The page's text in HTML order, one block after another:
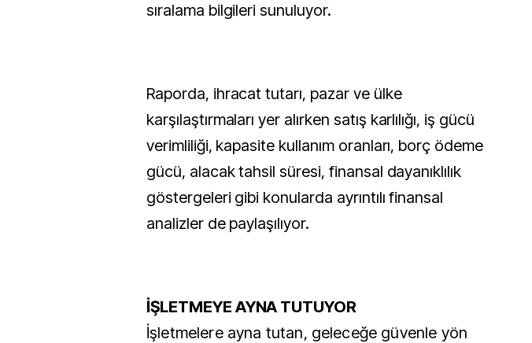
sıralama bilgileri sunuluyor.
Raporda, ihracat tutarı, pazar ve ülke
karşılaştırmaları yer alırken satış karlılığı, iş gücü
verimliliği, kapasite kullanım oranları, borç ödeme
gücü, alacak tahsil süresi, finansal dayanıklılık
göstergeleri gibi konularda ayrıntılı finansal
analizler de paylaşılıyor.
İŞLETMEYE AYNA TUTUYOR
İşletmelere ayna tutan, geleceğe güvenle yön